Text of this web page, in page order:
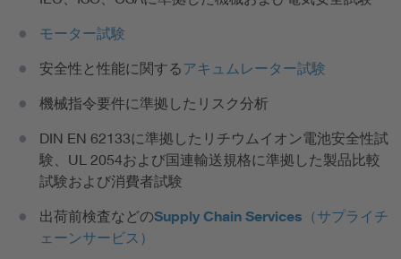
モーター試験
安全性と性能に関するアキュムレーター試験
機械指令要件に準拠したリスク分析
DIN EN 62133に準拠したリチウムイオン電池安全性試
験、UL 2054および国連輸送規格に準拠した製品比較
試験および消費者試験
出荷前検査などのSupply Chain Services（サプライチ
ェーンサービス）